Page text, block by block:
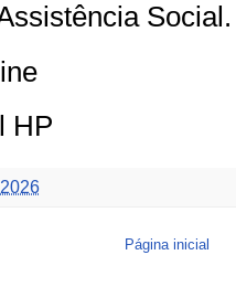
Social.
HP
Página inicial